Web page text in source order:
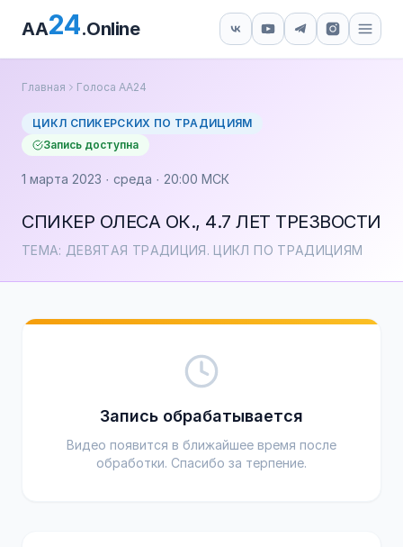
AA24.Online
Главная Голоса АА24
ЦИКЛ СПИКЕРСКИХ ПО ТРАДИЦИЯМ
Запись доступна
1 марта 2023 · среда · 20:00 МСК
СПИКЕР ОЛЕСА ОК., 4.7 ЛЕТ ТРЕЗВОСТИ
ТЕМА: ДЕВЯТАЯ ТРАДИЦИЯ. ЦИКЛ ПО ТРАДИЦИЯМ
Запись обрабатывается
Видео появится в ближайшее время после
обработки. Спасибо за терпение.